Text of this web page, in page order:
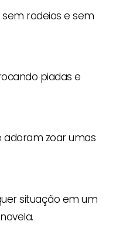
rodeios e sem
piadas e
adoram zoar umas
situação em um